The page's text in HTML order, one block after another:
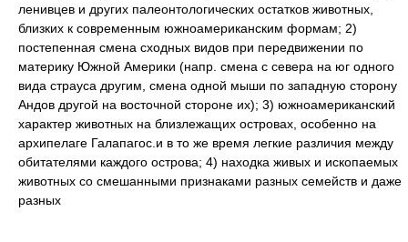
ленивцев и других палеонтологических остатков животных,
близких к современным южноамериканским формам; 2)
постепенная смена сходных видов при передвижении по
материку Южной Америки (напр. смена с севера на юг одного
вида страуса другим, смена одной мыши по западную сторону
Андов другой на восточной стороне их); 3) южноамериканский
характер животных на близлежащих островах, особенно на
архипелаге Галапагос.и в то же время легкие различия между
обитателями каждого острова; 4) находка живых и ископаемых
животных со смешанными признаками разных семейств и даже
разных